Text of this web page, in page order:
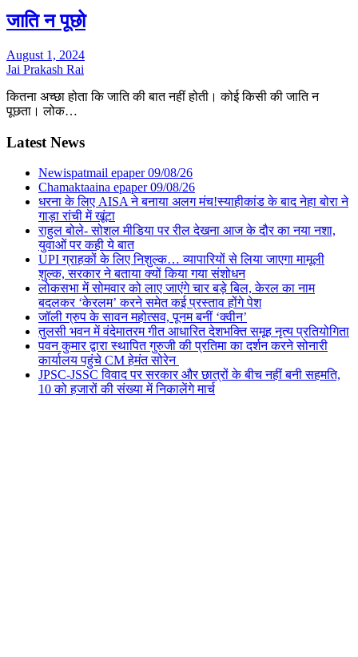
जाति न पूछो
August 1, 2024
Jai Prakash Rai
कितना अच्छा होता कि जाति की बात नहीं होती। कोई किसी की जाति न
पूछता। लोक…
Latest News
Newispatmail epaper 09/08/26
Chamaktaaina epaper 09/08/26
धरना के लिए AISA ने बनाया अलग मंच!स्याहीकांड के बाद नेहा बोरा ने
गाड़ा रांची में खूंटा
राहुल बोले- सोशल मीडिया पर रील देखना आज के दौर का नया नशा,
युवाओं पर कही ये बात
UPI ग्राहकों के लिए निशुल्क… व्यापारियों से लिया जाएगा मामूली
शुल्क, सरकार ने बताया क्यों किया गया संशोधन
लोकसभा में सोमवार को लाए जाएंगे चार बड़े बिल, केरल का नाम
बदलकर ‘केरलम’ करने समेत कई प्रस्ताव होंगे पेश
जॉली ग्रुप के सावन महोत्सव, पूनम बनीं ‘क्वीन’
तुलसी भवन में वंदेमातरम गीत आधारित देशभक्ति समूह नृत्य प्रतियोगिता
पवन कुमार द्वारा स्थापित गुरुजी की प्रतिमा का दर्शन करने सोनारी
कार्यालय पहुंचे CM हेमंत सोरेन
JPSC-JSSC विवाद पर सरकार और छात्रों के बीच नहीं बनी सहमति,
10 को हजारों की संख्या में निकालेंगे मार्च